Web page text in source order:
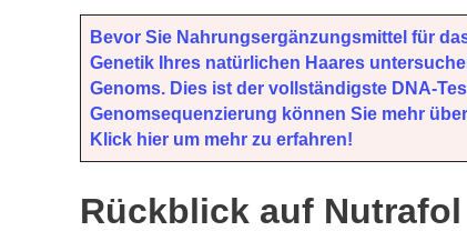
Bevor Sie Nahrungsergänzungsmittel für
Genetik Ihres natürlichen Haares
Genoms. Dies ist der vollständigste DNA-
Genomsequenzierung können Sie mehr
Klick hier um mehr zu erfahren!
Rückblick auf